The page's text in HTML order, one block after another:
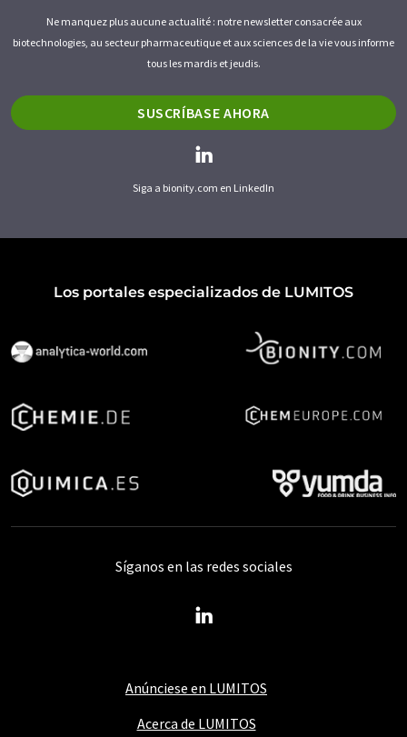
Ne manquez plus aucune actualité : notre newsletter consacrée aux
biotechnologies, au secteur pharmaceutique et aux sciences de la vie vous informe
tous les mardis et jeudis.
SUSCRÍBASE AHORA
Siga a bionity.com en LinkedIn
Los portales especializados de LUMITOS
Anúnciese en LUMITOS
Acerca de LUMITOS
Síganos en las redes sociales